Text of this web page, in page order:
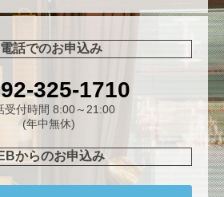
話でのお申込み
325-1710
受付時間 8:00～21:00
(年中無休)
からのお申込み